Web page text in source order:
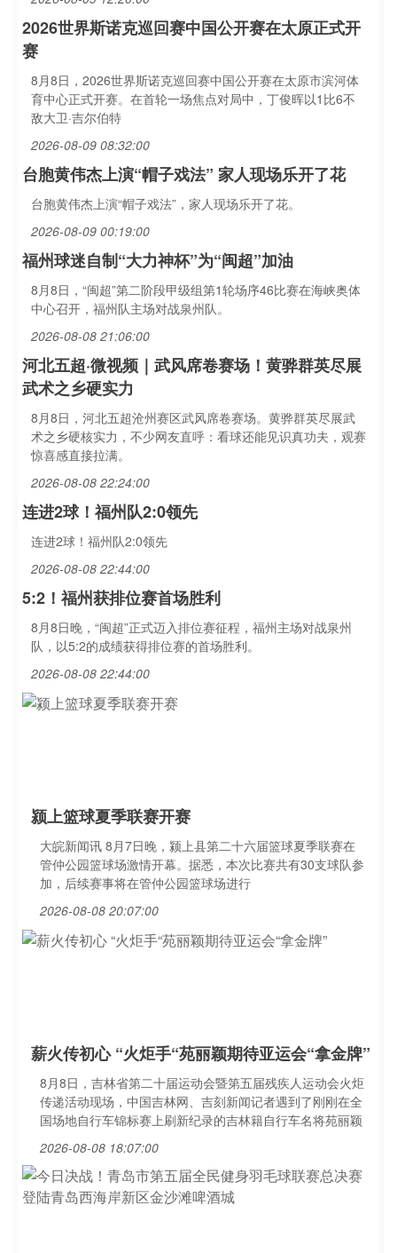
2026世界斯诺克巡回赛中国公开赛在太原正式开
赛
8月8日，2026世界斯诺克巡回赛中国公开赛在太原市滨河体
育中心正式开赛。在首轮一场焦点对局中，丁俊晖以1比6不
敌大卫·吉尔伯特
2026-08-09 08:32:00
台胞黄伟杰上演“帽子戏法” 家人现场乐开了花
台胞黄伟杰上演“帽子戏法”，家人现场乐开了花。
2026-08-09 00:19:00
福州球迷自制“大力神杯”为“闽超”加油
8月8日，“闽超”第二阶段甲级组第1轮场序46比赛在海峡奥体
中心召开，福州队主场对战泉州队。
2026-08-08 21:06:00
河北五超·微视频｜武风席卷赛场！黄骅群英尽展
武术之乡硬实力
8月8日，河北五超沧州赛区武风席卷赛场。黄骅群英尽展武
术之乡硬核实力，不少网友直呼：看球还能见识真功夫，观赛
惊喜感直接拉满。
2026-08-08 22:24:00
连进2球！福州队2:0领先
连进2球！福州队2:0领先
2026-08-08 22:44:00
5:2！福州获排位赛首场胜利
8月8日晚，“闽超”正式迈入排位赛征程，福州主场对战泉州
队，以5:2的成绩获得排位赛的首场胜利。
2026-08-08 22:44:00
颍上篮球夏季联赛开赛
大皖新闻讯 8月7日晚，颍上县第二十六届篮球夏季联赛在
管仲公园篮球场激情开幕。据悉，本次比赛共有30支球队参
加，后续赛事将在管仲公园篮球场进行
2026-08-08 20:07:00
薪火传初心 “火炬手“苑丽颖期待亚运会“拿金牌”
8月8日，吉林省第二十届运动会暨第五届残疾人运动会火炬
传递活动现场，中国吉林网、吉刻新闻记者遇到了刚刚在全
国场地自行车锦标赛上刷新纪录的吉林籍自行车名将苑丽颖
2026-08-08 18:07:00